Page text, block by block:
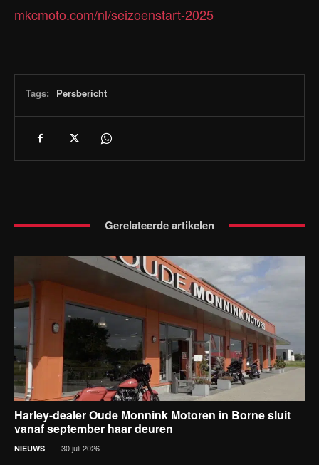
mkcmoto.com/nl/seizoenstart-2025
Tags: Persbericht
Gerelateerde artikelen
Harley-dealer Oude Monnink Motoren in Borne sluit
vanaf september haar deuren
NIEUWS 30 juli 2026